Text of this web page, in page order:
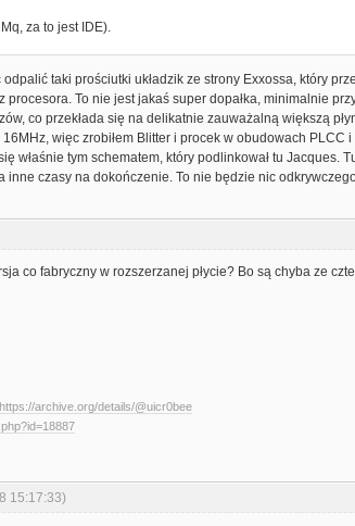
za to jest IDE).
taki prościutki układzik ze strony Exxossa, który
To nie jest jakaś super dopałka, minimalnie
co przekłada się na delikatnie zauważalną większą
więc zrobiłem Blitter i procek w obudowach PLCC i
właśnie tym schematem, który podlinkował tu Jacques.
czasy na dokończenie. To nie będzie nic
co fabryczny w rozszerzanej płycie? Bo są chyba ze
https://archive.org/details/@uicr0bee
15:17:33)